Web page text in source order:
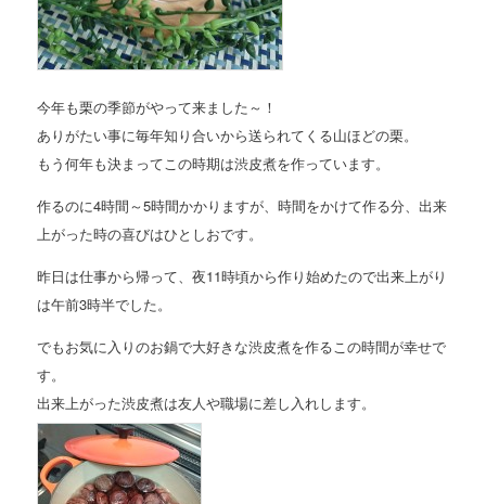
今年も栗の季節がやって来ました～！
ありがたい事に毎年知り合いから送られてくる山ほどの栗。
もう何年も決まってこの時期は渋皮煮を作っています。
作るのに4時間～5時間かかりますが、時間をかけて作る分、出来
上がった時の喜びはひとしおです。
昨日は仕事から帰って、夜11時頃から作り始めたので出来上がり
は午前3時半でした。
でもお気に入りのお鍋で大好きな渋皮煮を作るこの時間が幸せで
す。
出来上がった渋皮煮は友人や職場に差し入れします。